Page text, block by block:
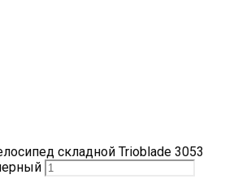
складной Trioblade 3053